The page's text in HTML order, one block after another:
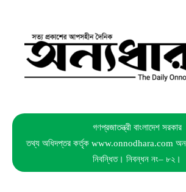
গণপ্রজাতন্ত্রী বাংলাদেশ সরকার
তথ্য অধিদপ্তর কর্তৃক www.onnodhara.com
নিবন্ধিত। নিবন্ধন নং– ৮২।